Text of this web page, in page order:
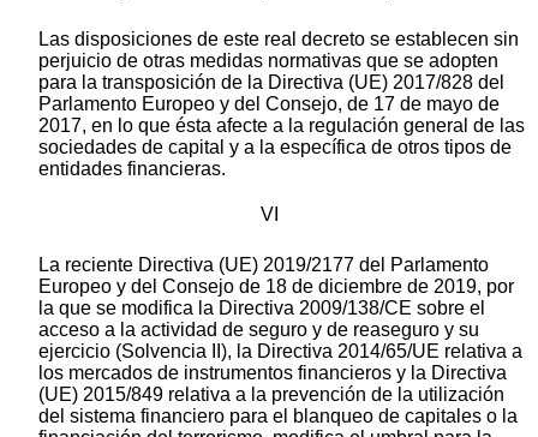
Las disposiciones de este real decreto se establecen sin
perjuicio de otras medidas normativas que se adopten
para la transposición de la Directiva (UE) 2017/828 del
Parlamento Europeo y del Consejo, de 17 de mayo de
2017, en lo que ésta afecte a la regulación general de las
sociedades de capital y a la específica de otros tipos de
entidades financieras.
VI
La reciente Directiva (UE) 2019/2177 del Parlamento
Europeo y del Consejo de 18 de diciembre de 2019, por
la que se modifica la Directiva 2009/138/CE sobre el
acceso a la actividad de seguro y de reaseguro y su
ejercicio (Solvencia II), la Directiva 2014/65/UE relativa a
los mercados de instrumentos financieros y la Directiva
(UE) 2015/849 relativa a la prevención de la utilización
del sistema financiero para el blanqueo de capitales o la